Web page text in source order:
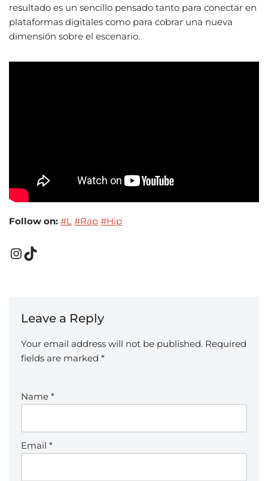
resultado es un sencillo pensado tanto para conectar en
plataformas digitales como para cobrar una nueva
dimensión sobre el escenario.
Follow on: #L #Rap #Hip
Leave a Reply
Your email address will not be published. Required
fields are marked *
Name *
Email *